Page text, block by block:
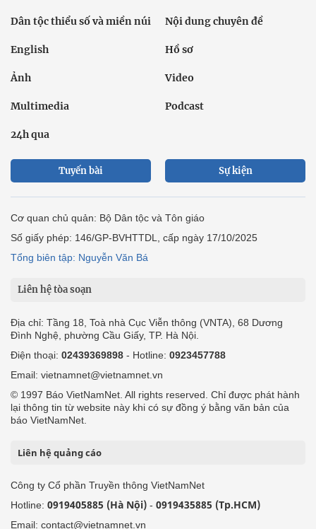
Dân tộc thiểu số và miền núi Nội dung chuyên đề
English Hồ sơ
Ảnh Video
Multimedia Podcast
24h qua
Tuyến bài Sự kiện
Cơ quan chủ quản: Bộ Dân tộc và Tôn giáo
Số giấy phép: 146/GP-BVHTTDL, cấp ngày 17/10/2025
Tổng biên tập: Nguyễn Văn Bá
Liên hệ tòa soạn
Địa chỉ: Tầng 18, Toà nhà Cục Viễn thông (VNTA), 68 Dương
Đình Nghệ, phường Cầu Giấy, TP. Hà Nội.
Điện thoại: 02439369898 - Hotline: 0923457788
Email: vietnamnet@vietnamnet.vn
© 1997 Báo VietNamNet. All rights reserved. Chỉ được phát hành
lại thông tin từ website này khi có sự đồng ý bằng văn bản của
báo VietNamNet.
Liên hệ quảng cáo
Công ty Cổ phần Truyền thông VietNamNet
Hotline: 0919405885 (Hà Nội) - 0919435885 (Tp.HCM)
Email: contact@vietnamnet.vn